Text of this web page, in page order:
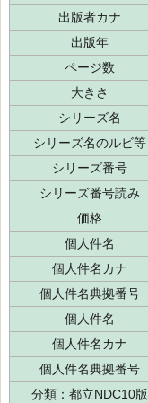
出版者カナ
出版年
ページ数
大きさ
シリーズ名
シリーズ名のルビ等
シリーズ番号
シリーズ番号読み
価格
個人件名
個人件名カナ
個人件名典拠番号
個人件名
個人件名カナ
個人件名典拠番号
分類：都立NDC10版